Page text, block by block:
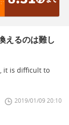
えるのは難し
it is difficult to
2019/01/09 20:10